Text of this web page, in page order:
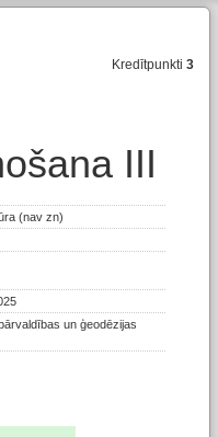
Kredītpunkti3
III
(nav zn)
un ģeodēzijas